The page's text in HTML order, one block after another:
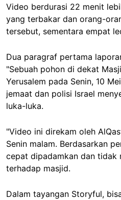
Video berdurasi 22 menit
yang terbakar dan orang-
tersebut, sementara empat
Dua paragraf pertama
"Sebuah pohon di dekat
Yerusalem pada Senin, 10
jemaat dan polisi Israel
luka-luka.
"Video ini direkam oleh
Senin malam. Berdasarkan
cepat dipadamkan dan tidak
terhadap masjid.
Dalam tayangan Storyful,